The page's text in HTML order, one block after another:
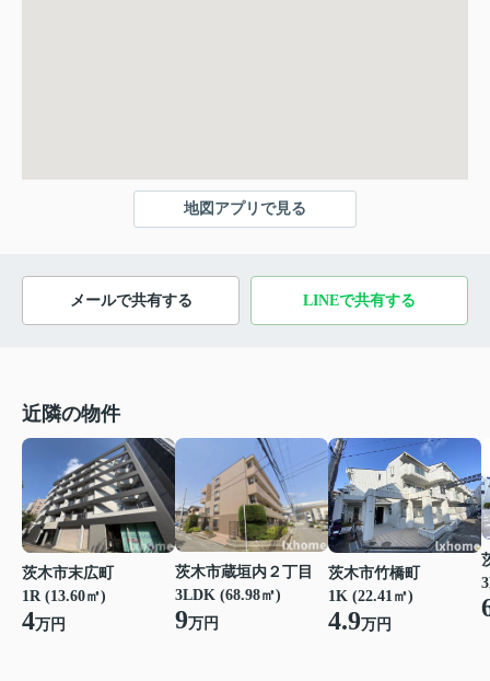
地図アプリで見る
メールで共有する LINEで共有する
近隣の物件
茨木市末広町
1R (13.60㎡)
4万円
茨木市蔵垣内２丁目
3LDK (68.98㎡)
9万円
茨木市竹橋町
1K (22.41㎡)
4.9万円